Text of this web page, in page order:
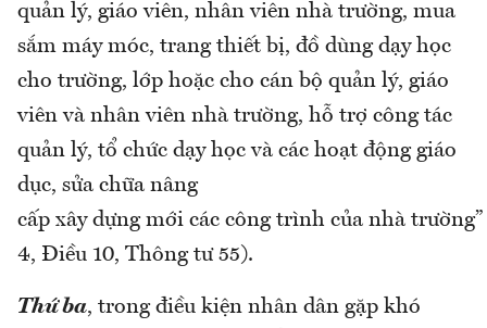
quản lý, giáo viên, nhân viên nhà trường, mua
sắm máy móc, trang thiết bị, đồ dùng dạy học
cho trường, lớp hoặc cho cán bộ quản lý, giáo
viên và nhân viên nhà trường, hỗ trợ công tác
quản lý, tổ chức dạy học và các hoạt động giáo
dục, sửa chữa nâng
cấp xây dựng mới các công trình của nhà
4, Điều 10, Thông tư 55).
Thứ ba, trong điều kiện nhân dân gặp khó